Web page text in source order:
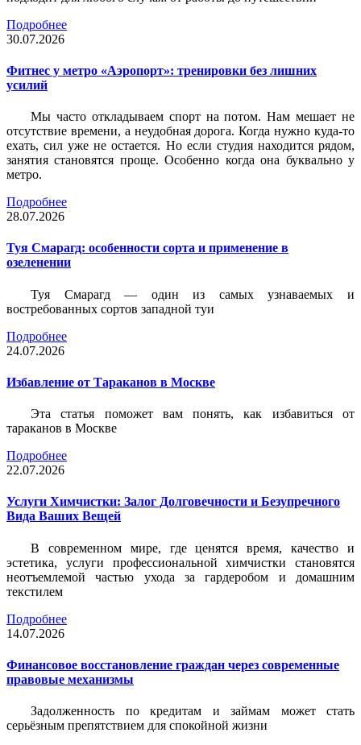
Подробнее
30.07.2026
Фитнес у метро «Аэропорт»: тренировки без лишних
усилий
Мы часто откладываем спорт на потом. Нам мешает не
отсутствие времени, а неудобная дорога. Когда нужно куда-то
ехать, сил уже не остается. Но если студия находится рядом,
занятия становятся проще. Особенно когда она буквально у
метро.
Подробнее
28.07.2026
Туя Смарагд: особенности сорта и применение в
озеленении
Туя Смарагд — один из самых узнаваемых и
востребованных сортов западной туи
Подробнее
24.07.2026
Избавление от Тараканов в Москве
Эта статья поможет вам понять, как избавиться от
тараканов в Москве
Подробнее
22.07.2026
Услуги Химчистки: Залог Долговечности и Безупречного
Вида Ваших Вещей
В современном мире, где ценятся время, качество и
эстетика, услуги профессиональной химчистки становятся
неотъемлемой частью ухода за гардеробом и домашним
текстилем
Подробнее
14.07.2026
Финансовое восстановление граждан через современные
правовые механизмы
Задолженность по кредитам и займам может стать
серьёзным препятствием для спокойной жизни